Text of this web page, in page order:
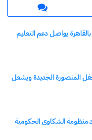
يواصل دعم التعليم
المنصورة الجديدة ويشعل
منظومة الشكاوى الحكومية